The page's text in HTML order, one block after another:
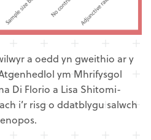
a oedd yn gweithio ar y
ym Mhrifysgol
Di Florio a Lisa Shitomi-
i’r risg o ddatblygu salwch